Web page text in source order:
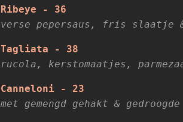
Ribeye - 36
verse pepersaus, fris slaatje
Tagliata - 38
rucola, kerstomaatjes,
Canneloni - 23
met gemengd gehakt &